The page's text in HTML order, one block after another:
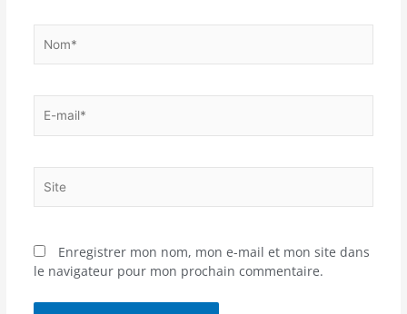
mail*
Enregistrer mon nom, mon e-mail et mon site dans
le navigateur pour mon prochain commentaire.